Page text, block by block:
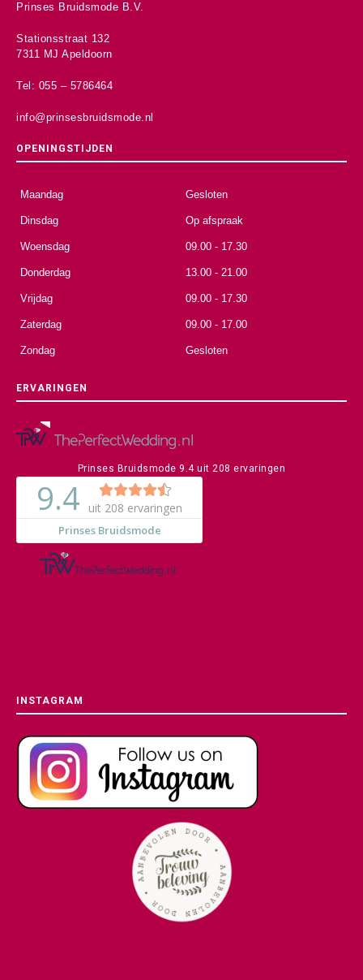
Prinses Bruidsmode B.V.
Stationsstraat 132
7311 MJ Apeldoorn
Tel: 055 – 5786464
info@prinsesbruidsmode.nl
OPENINGSTIJDEN
Maandag Gesloten
Dinsdag Op afspraak
Woensdag 09.00 - 17.30
Donderdag 13.00 - 21.00
Vrijdag 09.00 - 17.30
Zaterdag 09.00 - 17.00
Zondag Gesloten
ERVARINGEN
Prinses Bruidsmode 9.4uit208 ervaringen
INSTAGRAM